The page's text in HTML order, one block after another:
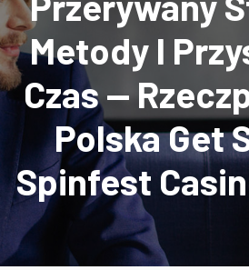
Metody I
Czas —
Polska Get
Spinfest